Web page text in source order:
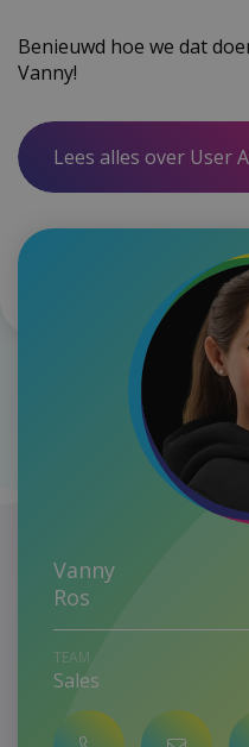
Benieuwd hoe we dat
Vanny!
Lees alles over User
Vanny
Ros
TEAM
Sales